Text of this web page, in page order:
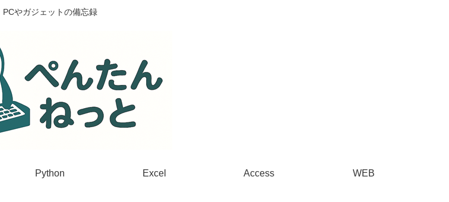
PCやガジェットの備忘録
Python Excel Access WEB